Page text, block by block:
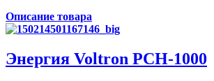
Описание товара
Энергия Voltron РСН-1000